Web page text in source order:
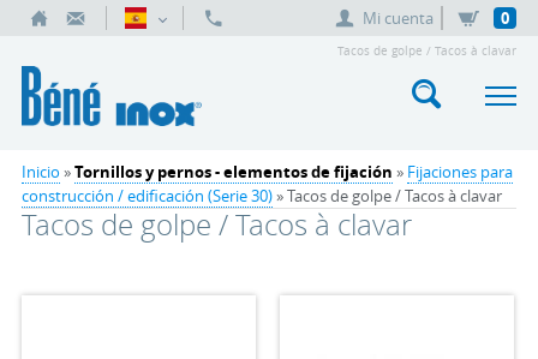
Mi cuenta 0
Tacos de golpe / Tacos à clavar
Inicio »Tornillos y pernos - elementos de fijación » Fijaciones para
construcción / edificación (Serie 30)» Tacos de golpe / Tacos à clavar
Tacos de golpe / Tacos à clavar